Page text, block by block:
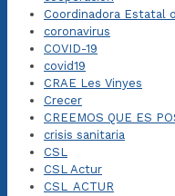
Coordinadora Estatal
coronavirus
COVID-19
covid19
CRAE Les Vinyes
Crecer
CREEMOS QUE ES
crisis sanitaria
CSL
CSL Actur
CSL_ACTUR